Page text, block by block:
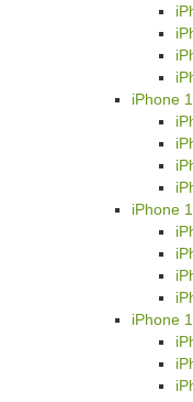
iPhone
iPhone
iPhone